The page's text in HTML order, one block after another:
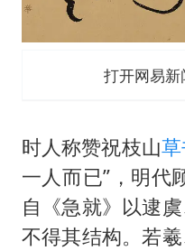
打开网易
时人称赞祝枝山
一人而已”，明代
自《急就》以逮
不得其结构。若